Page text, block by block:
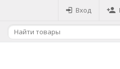
Вход